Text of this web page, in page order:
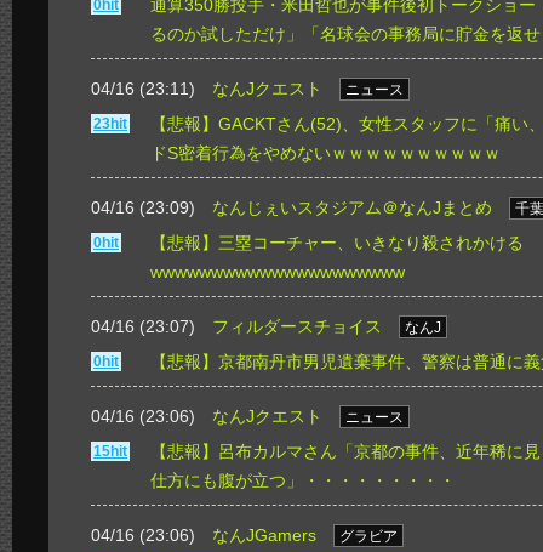
0hit
通算350勝投手・米田哲也が事件後初トークショー
るのか試しただけ」「名球会の事務局に貯金を返
04/16 (23:11) なんJクエスト
ニュース
23hit
【悲報】GACKTさん(52)、女性スタッフに「痛い
ドS密着行為をやめないｗｗｗｗｗｗｗｗｗｗ
04/16 (23:09) なんじぇいスタジアム＠なんJまとめ
千
0hit
【悲報】三塁コーチャー、いきなり殺されかける
wwwwwwwwwwwwwwwwwwwww
04/16 (23:07) フィルダースチョイス
なんJ
0hit
【悲報】京都南丹市男児遺棄事件、警察は普通に
04/16 (23:06) なんJクエスト
ニュース
15hit
【悲報】呂布カルマさん「京都の事件、近年稀に
仕方にも腹が立つ」・・・・・・・・・
04/16 (23:06) なんJGamers
グラビア